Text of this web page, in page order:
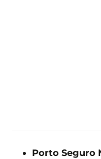
Porto Seguro